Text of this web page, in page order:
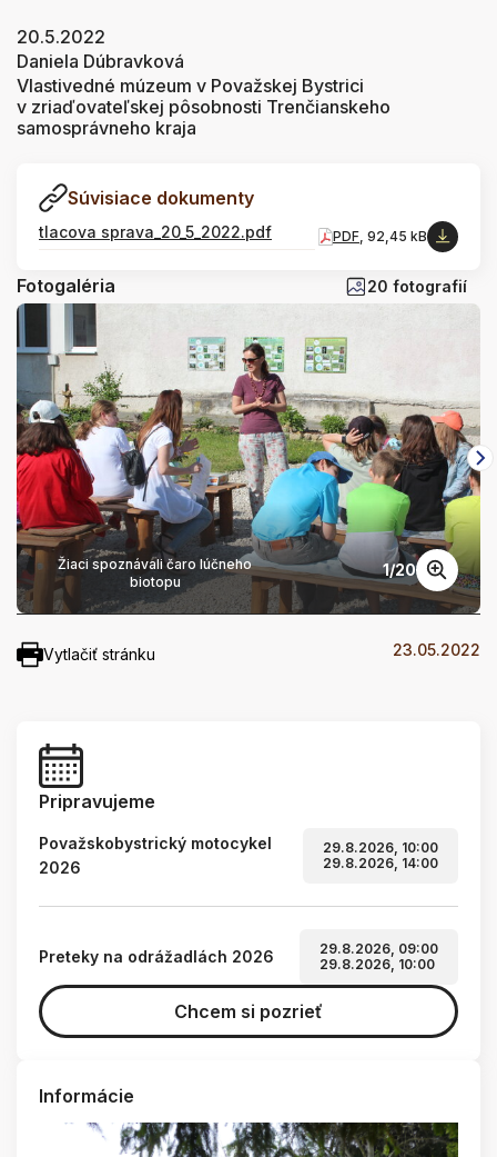
20.5.2022
Daniela Dúbravková
Vlastivedné múzeum v Považskej Bystrici
v zriaďovateľskej pôsobnosti Trenčianskeho
samosprávneho kraja
Súvisiace dokumenty
tlacova sprava_20_5_2022.pdf PDF , 92,45 kB
Fotogaléria 20 fotografií
Žiaci spoznávali čaro lúčneho
biotopu
1/20
Vytlačiť stránku 23.05.2022
Pripravujeme
Považskobystrický motocykel
2026
29.8.2026, 10:00
29.8.2026, 14:00
Preteky na odrážadlách 2026
29.8.2026, 09:00
29.8.2026, 10:00
Chcem si pozrieť
Informácie